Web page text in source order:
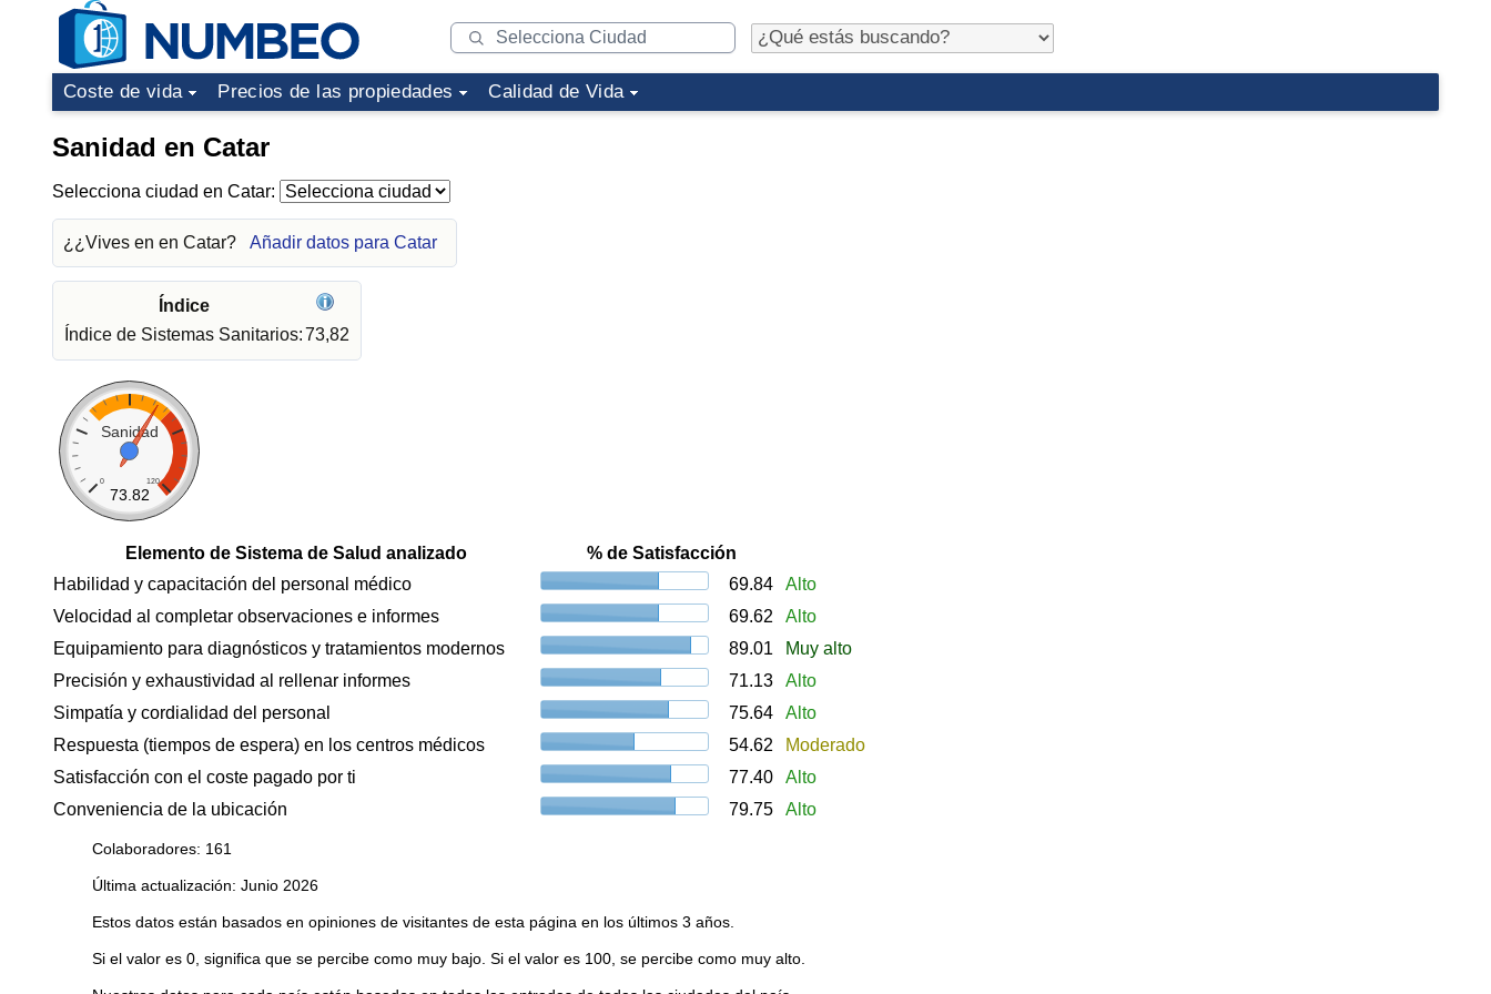
Coste de vida Precios de las propiedades Calidad de Vida
Sanidad en Catar
Selecciona ciudad en Catar:
¿¿Vives en en Catar? Añadir datos para Catar
Índice
Índice de Sistemas Sanitarios:73,82
Sanidad
0 120
73.82
Elemento de Sistema de Salud analizado
% de Satisfacción
Habilidad y capacitación del personal médico
69.84
Alto
Velocidad al completar observaciones e informes
69.62
Alto
Equipamiento para diagnósticos y tratamientos modernos
89.01
Muy alto
Precisión y exhaustividad al rellenar informes
71.13
Alto
Simpatía y cordialidad del personal
75.64
Alto
Respuesta (tiempos de espera) en los centros médicos
54.62
Moderado
Satisfacción con el coste pagado por ti
77.40
Alto
Conveniencia de la ubicación
79.75 Alto
Colaboradores: 161
Última actualización: Junio 2026
Estos datos están basados en opiniones de visitantes de esta página en los últimos 3 años.
Si el valor es 0, significa que se percibe como muy bajo. Si el valor es 100, se percibe como muy alto.